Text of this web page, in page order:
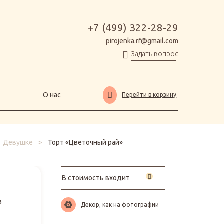
+7 (499) 322-28-29
pirojenka.rf@gmail.com
Задать вопрос
О нас Перейти в корзину
Девушке > Торт «Цветочный рай»
В стоимость входит
Декор, как на фотографии